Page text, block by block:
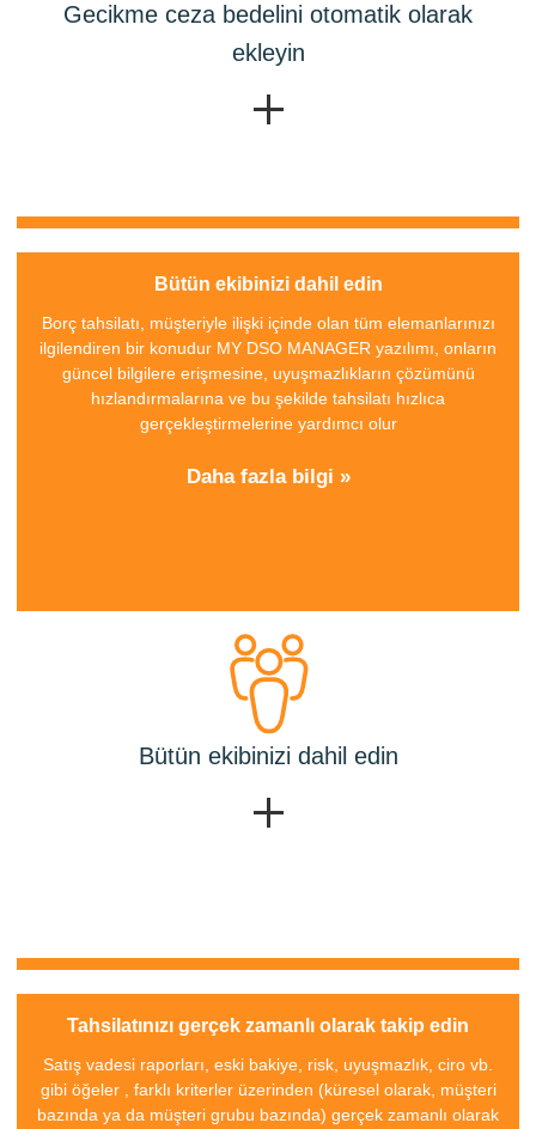
Gecikme ceza bedelini otomatik olarak
ekleyin
Bütün ekibinizi dahil edin
Borç tahsilatı, müşteriyle ilişki içinde olan tüm elemanlarınızı
ilgilendiren bir konudur MY DSO MANAGER yazılımı, onların
güncel bilgilere erişmesine, uyuşmazlıkların çözümünü
hızlandırmalarına ve bu şekilde tahsilatı hızlıca
gerçekleştirmelerine yardımcı olur
Daha fazla bilgi »
Bütün ekibinizi dahil edin
Tahsilatınızı gerçek zamanlı olarak takip edin
Satış vadesi raporları, eski bakiye, risk, uyuşmazlık, ciro vb.
gibi öğeler , farklı kriterler üzerinden (küresel olarak, müşteri
bazında ya da müşteri grubu bazında) gerçek zamanlı olarak